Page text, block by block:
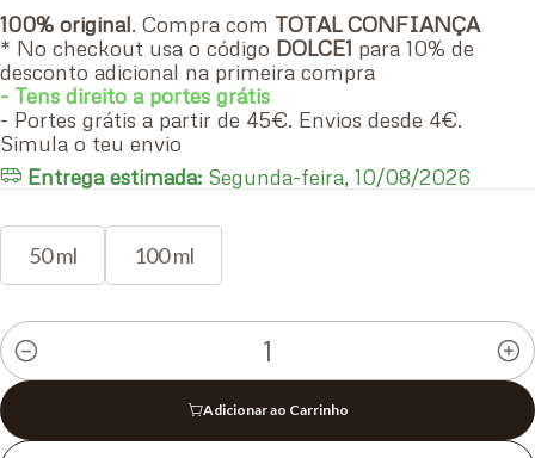
100% original. Compra com TOTAL CONFIANÇA
* No checkout usa o código DOLCE1 para 10% de
desconto adicional na primeira compra
- Tens direito a portes grátis
- Portes grátis a partir de 45€. Envios desde 4€.
Simula o teu envio
Entrega estimada: Segunda-feira, 10/08/2026
50 ml 100 ml
Quantidade
Adicionar ao Carrinho